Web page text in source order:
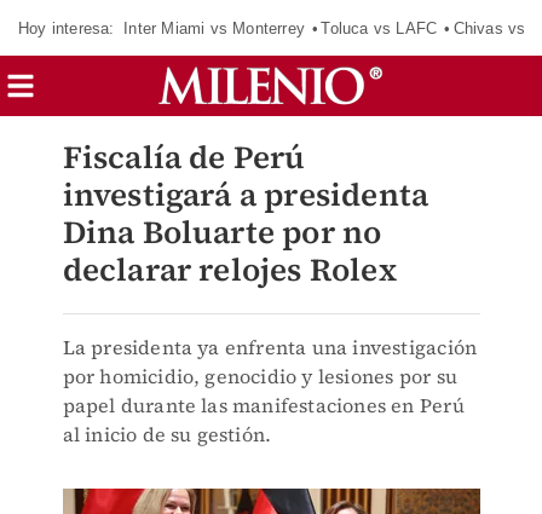
Hoy interesa: Inter Miami vs Monterrey Toluca vs LAFC Chivas vs
Fiscalía de Perú
investigará a presidenta
Dina Boluarte por no
declarar relojes Rolex
La presidenta ya enfrenta una investigación
por homicidio, genocidio y lesiones por su
papel durante las manifestaciones en Perú
al inicio de su gestión.